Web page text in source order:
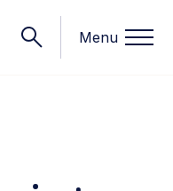
Menu